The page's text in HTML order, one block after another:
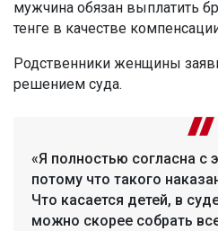
мужчина обязан выплатить
тенге в качестве
Родственники женщины
решением суда.
«Я полностью согласна с
потому что такого
Что касается детей, в
можно скорее собрать